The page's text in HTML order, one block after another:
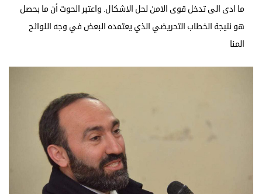
ما ادى الى تدخل قوى الامن لحل الاشكال. واعتبر الحوت أن ما بحصل
هو نتيجة الخطاب التحريضي الذي يعتمده البعض في وجه اللوائح
المنا